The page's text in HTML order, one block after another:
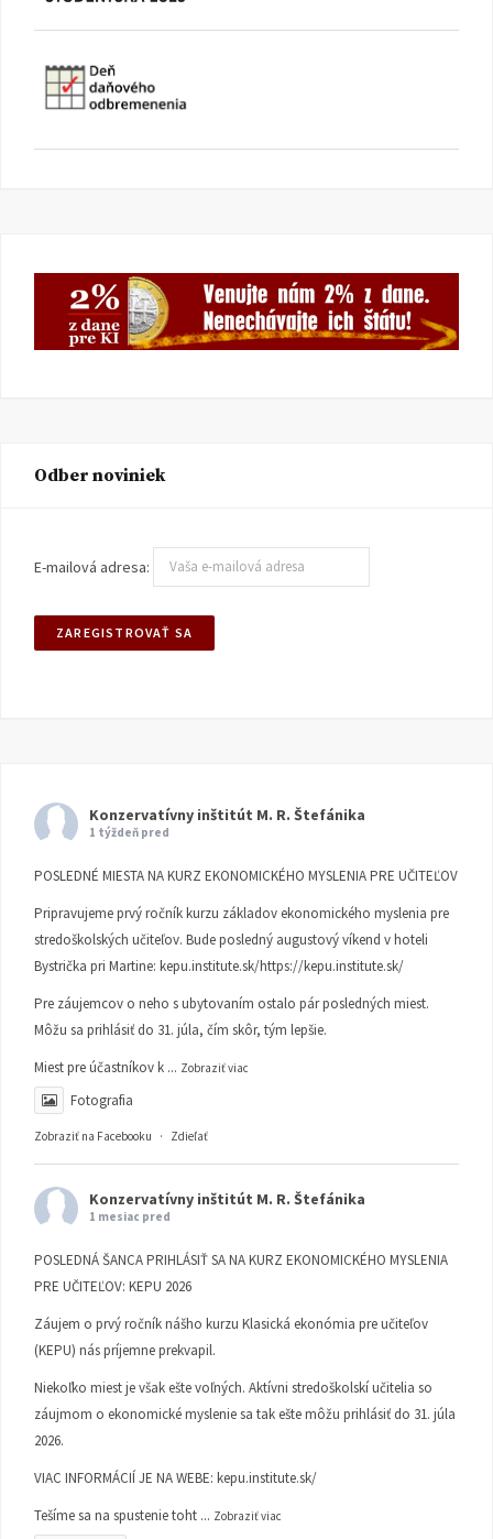
Odber noviniek
E-mailová adresa:
Konzervatívny inštitút M. R. Štefánika
1 týždeň pred
POSLEDNÉ MIESTA NA KURZ EKONOMICKÉHO MYSLENIA PRE UČITEĽOV
Pripravujeme prvý ročník kurzu základov ekonomického myslenia pre
stredoškolských učiteľov. Bude posledný augustový víkend v hoteli
Bystrička pri Martine: kepu.institute.sk/https://kepu.institute.sk/
Pre záujemcov o neho s ubytovaním ostalo pár posledných miest.
Môžu sa prihlásiť do 31. júla, čím skôr, tým lepšie.
Miest pre účastníkov k ... Zobraziť viac
Fotografia
Zobraziť na Facebooku · Zdieľať
Konzervatívny inštitút M. R. Štefánika
1 mesiac pred
POSLEDNÁ ŠANCA PRIHLÁSIŤ SA NA KURZ EKONOMICKÉHO MYSLENIA
PRE UČITEĽOV: KEPU 2026
Záujem o prvý ročník nášho kurzu Klasická ekonómia pre učiteľov
(KEPU) nás príjemne prekvapil.
Niekoľko miest je však ešte voľných. Aktívni stredoškolskí učitelia so
záujmom o ekonomické myslenie sa tak ešte môžu prihlásiť do 31. júla
2026.
VIAC INFORMÁCIÍ JE NA WEBE: kepu.institute.sk/
Tešíme sa na spustenie toht ... Zobraziť viac